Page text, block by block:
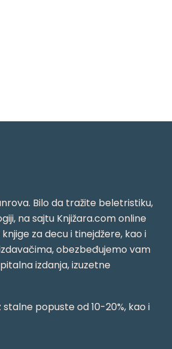
Bilo da tražite beletristiku,
na sajtu Knjižara.com online
za decu i tinejdžere, kao i
obezbeđujemo vam
izdanja, izuzetne
popuste od 10-20%, kao i